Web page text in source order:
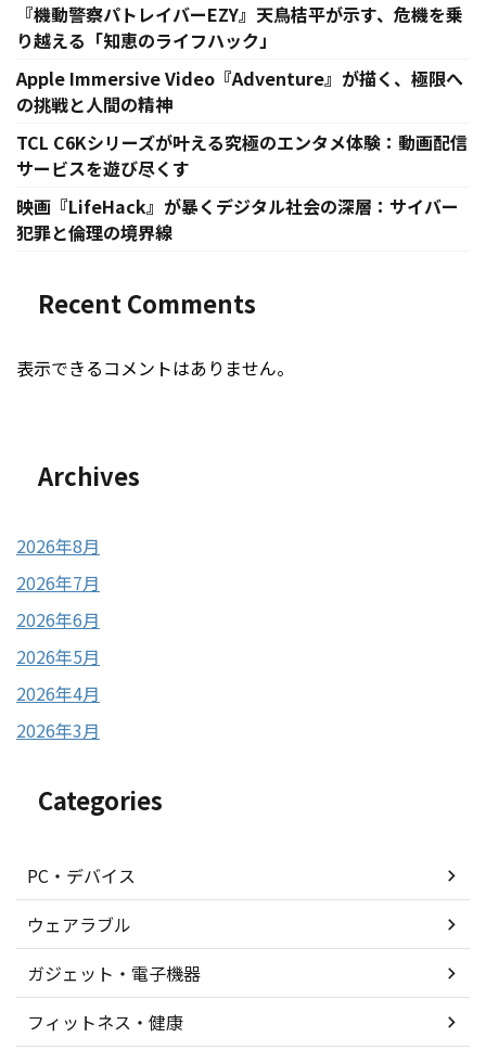
『機動警察パトレイバーEZY』天鳥桔平が示す、危機を乗
り越える「知恵のライフハック」
Apple Immersive Video『Adventure』が描く、極限へ
の挑戦と人間の精神
TCL C6Kシリーズが叶える究極のエンタメ体験：動画配信
サービスを遊び尽くす
映画『LifeHack』が暴くデジタル社会の深層：サイバー
犯罪と倫理の境界線
Recent Comments
表示できるコメントはありません。
Archives
2026年8月
2026年7月
2026年6月
2026年5月
2026年4月
2026年3月
Categories
PC・デバイス
ウェアラブル
ガジェット・電子機器
フィットネス・健康